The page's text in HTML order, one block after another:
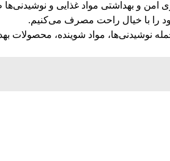
امن و بهداشتی مواد غذایی و
خود را با خیال راحت مصرف می‌کنیم.
مواد شوینده، محصولات